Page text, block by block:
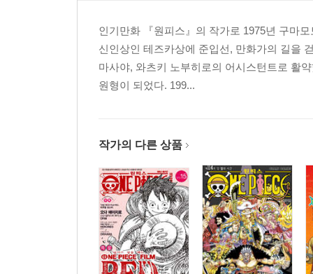
인기만화 『원피스』의 작가로 1975년 구마
신인상인 테즈카상에 준입선, 만화가의 길을
마사야, 와츠키 노부히로의 어시스턴트로 활
원형이 되었다. 199...
작가의 다른 상품